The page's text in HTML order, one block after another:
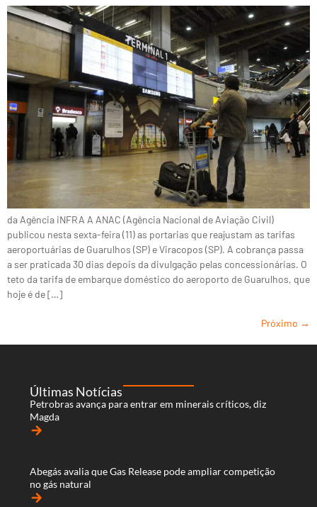
da Agência iNFRA A ANAC (Agência Nacional de Aviação Civil)
publicou nesta sexta-feira (11) as portarias que reajustam as tarifas
aeroportuárias de Guarulhos (SP) e Viracopos (SP). A cobrança passa
a ser praticada 30 dias depois da divulgação pelas concessionárias. O
teto da tarifa de embarque doméstico do aeroporto de Guarulhos, que
hoje é de […]
Próximo →
Últimas Notícias
Petrobras avança para entrar em minerais críticos, diz
Magda
arrow_forward
Abegás avalia que Gas Release pode ampliar competição
no gás natural
arrow_forward